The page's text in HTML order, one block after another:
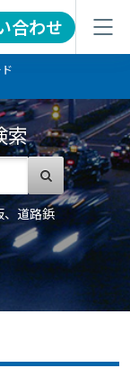
合わせ
合わせ
索
、道路鋲